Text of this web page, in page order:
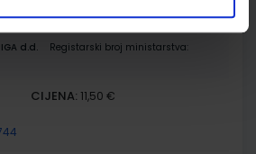
d.d.
Registarski broj ministarstva:
CIJENA: 11,50 €